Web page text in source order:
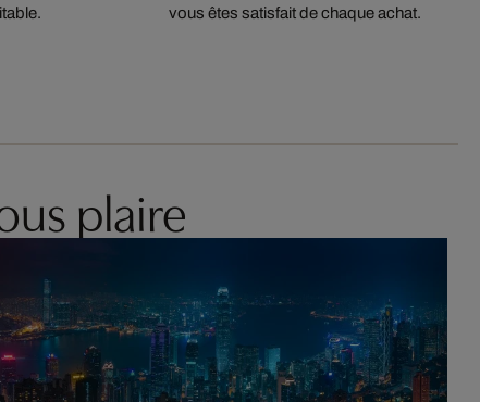
vous êtes satisfait de chaque achat.
plaire